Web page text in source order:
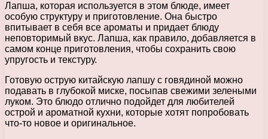
Лапша, которая используется в этом блюде, имеет
особую структуру и приготовление. Она быстро
впитывает в себя все ароматы и придает блюду
неповторимый вкус. Лапша, как правило, добавляется в
самом конце приготовления, чтобы сохранить свою
упругость и текстуру.
Готовую острую китайскую лапшу с говядиной можно
подавать в глубокой миске, посыпав свежими зелеными
луком. Это блюдо отлично подойдет для любителей
острой и ароматной кухни, которые хотят попробовать
что-то новое и оригинальное.